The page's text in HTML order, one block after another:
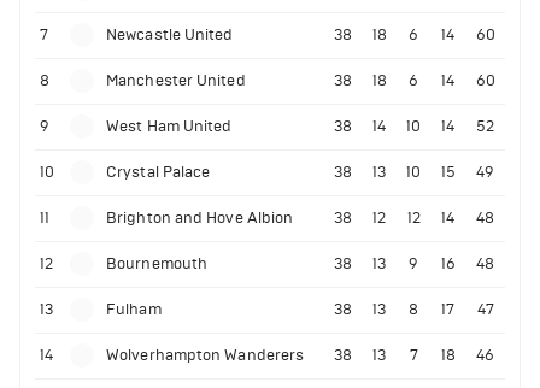
7 Newcastle United 38 18 6 14 60
8 Manchester United 38 18 6 14 60
9 West Ham United 38 14 10 14 52
10 Crystal Palace 38 13 10 15 49
11 Brighton and Hove Albion 38 12 12 14 48
12 Bournemouth 38 13 9 16 48
13 Fulham 38 13 8 17 47
14 Wolverhampton Wanderers 38 13 7 18 46